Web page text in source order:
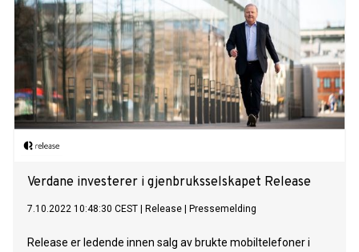
Verdane investerer i gjenbruksselskapet Release
7.10.2022 10:48:30 CEST Release Pressemelding
Release er ledende innen salg av brukte mobiltelefoner i